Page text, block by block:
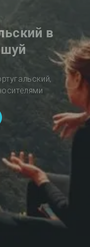
в